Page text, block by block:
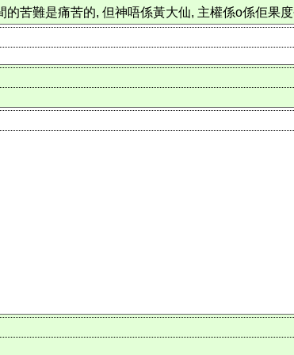
苦難是痛苦的, 但神唔係黃大仙, 主權係o係佢果